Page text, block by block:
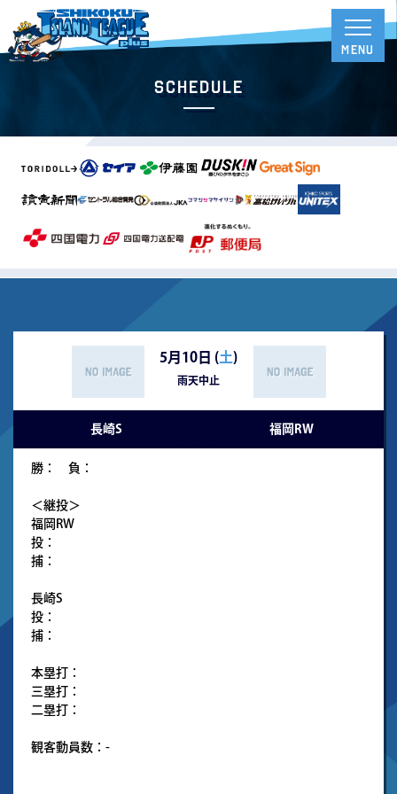
Schedule
5月10日 (土)
雨天中止
-
長崎S 福岡RW
勝： 負：
＜継投＞
福岡RW
投：
捕：
長崎S
投：
捕：
本塁打：
三塁打：
二塁打：
観客動員数：-